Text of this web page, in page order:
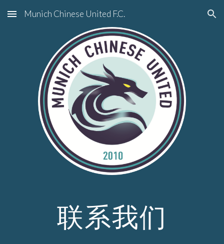
Skip to main content Skip to navigation
Munich Chinese United F.C.
联系我们